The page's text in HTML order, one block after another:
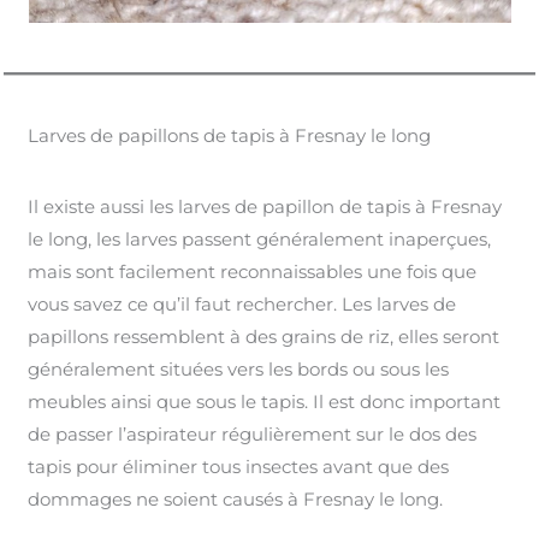
Larves de papillons de tapis à Fresnay le long
Il existe aussi les larves de papillon de tapis à Fresnay
le long, les larves passent généralement inaperçues,
mais sont facilement reconnaissables une fois que
vous savez ce qu’il faut rechercher. Les larves de
papillons ressemblent à des grains de riz, elles seront
généralement situées vers les bords ou sous les
meubles ainsi que sous le tapis. Il est donc important
de passer l’aspirateur régulièrement sur le dos des
tapis pour éliminer tous insectes avant que des
dommages ne soient causés à Fresnay le long.